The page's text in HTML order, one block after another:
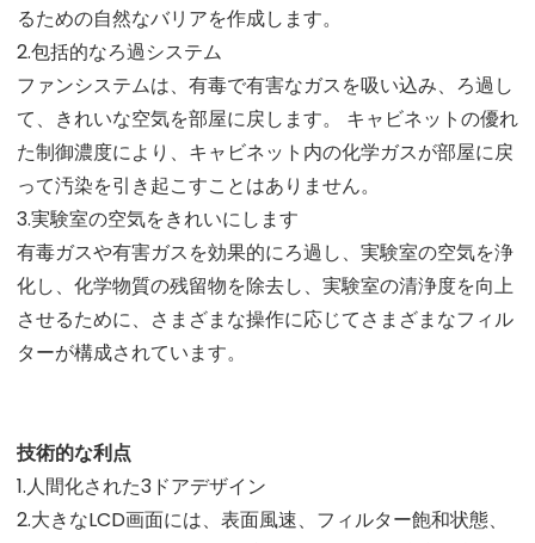
るための自然なバリアを作成します。
2.包括的なろ過システム
ファンシステムは、有毒で有害なガスを吸い込み、ろ過し
て、きれいな空気を部屋に戻します。 キャビネットの優れ
た制御濃度により、キャビネット内の化学ガスが部屋に戻
って汚染を引き起こすことはありません。
3.実験室の空気をきれいにします
有毒ガスや有害ガスを効果的にろ過し、実験室の空気を浄
化し、化学物質の残留物を除去し、実験室の清浄度を向上
させるために、さまざまな操作に応じてさまざまなフィル
ターが構成されています。
技術的な利点
1.人間化された3ドアデザイン
2.大きなLCD画面には、表面風速、フィルター飽和状態、